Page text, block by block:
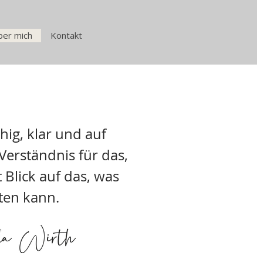
mich Kontakt
klar und auf
für das,
auf das, was
kann.